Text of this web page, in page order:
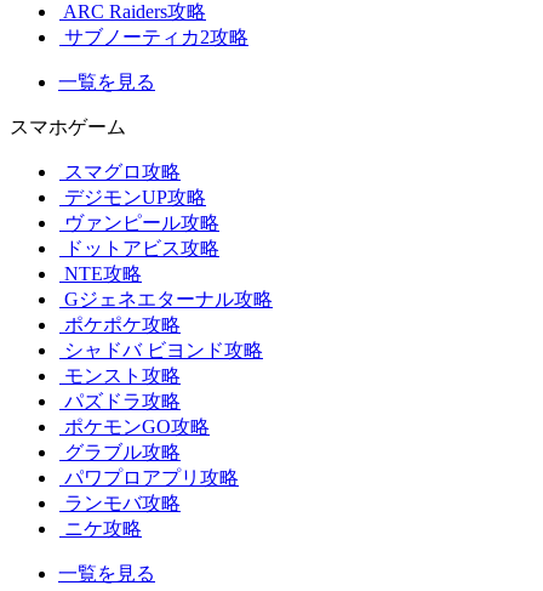
ARC Raiders攻略
サブノーティカ2攻略
一覧を見る
スマホゲーム
スマグロ攻略
デジモンUP攻略
ヴァンピール攻略
ドットアビス攻略
NTE攻略
Gジェネエターナル攻略
ポケポケ攻略
シャドバ ビヨンド攻略
モンスト攻略
パズドラ攻略
ポケモンGO攻略
グラブル攻略
パワプロアプリ攻略
ランモバ攻略
ニケ攻略
一覧を見る